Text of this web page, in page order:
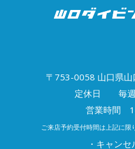
〒753-0058 山口県山
定休日 毎週
営業時間
ご来店予約受付時間は上記に限
・キャン